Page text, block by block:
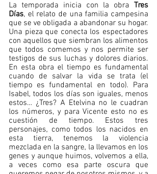
La temporada inicia con la obra Tres
Días, el relato de una familia campesina
que se ve obligada a abandonar su hogar.
Una pieza que conecta los espectadores
con aquellos que siembran los alimentos
que todos comemos y nos permite ser
testigos de sus luchas y dolores diarios.
En esta obra el tiempo es fundamental
cuando de salvar la vida se trata (el
tiempo es fundamental en todo). Para
Isabel, todos los días son iguales, menos
estos… ¿Tres? A Etelvina no le cuadran
los números, y para Vicente esto no es
cuestión de tiempo. Estos tres
personajes, como todos los nacidos en
esta tierra, tenemos la violencia
mezclada en la sangre, la llevamos en los
genes y aunque huimos, volvemos a ella,
a veces como esa parte oscura que